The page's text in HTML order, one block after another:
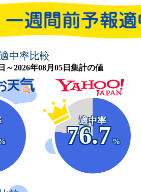
中率比較
～2026年08月05日集計の値
適中率
76.7
%